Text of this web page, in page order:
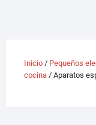
Inicio/ Pequeños
cocina/ Aparatos